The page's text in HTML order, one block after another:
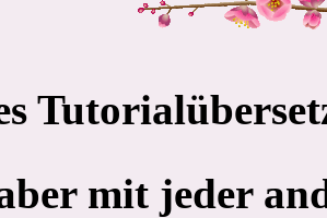
mit jeder